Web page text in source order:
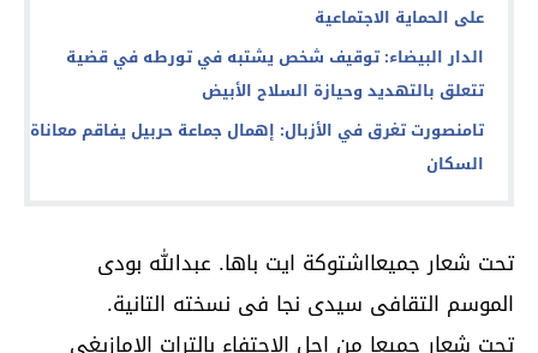
على الحماية الاجتماعية
الدار البيضاء: توقيف شخص يشتبه في تورطه في قضية
تتعلق بالتهديد وحيازة السلاح الأبيض
تامنصورت تغرق في الأزبال: إهمال جماعة حربيل يفاقم معاناة
السكان
تحت شعار جميعااشتوكة ايت باها. عبدالله بودى
الموسم التقافى سيدى نجا فى نسخته التانية.
تحت شعار جميعا من اجل الاحتفاء بالترات الامازيغى